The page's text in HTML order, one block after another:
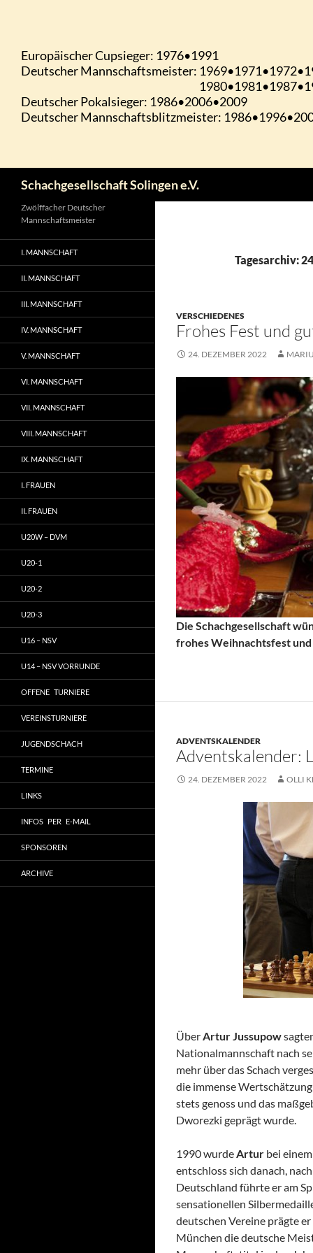
Schachgesellschaft Solingen e.V.
Tagesarchiv:
VERSCHIEDENES
Frohes Fest und
24. DEZEMBER 2022
Die Schachgesellschaft
frohes Weihnachtsfest
ADVENTSKALENDER
Adventskalender:
24. DEZEMBER 2022 OLLI
ÜberArtur Jussupow
Nationalmannschaft nach
mehr über das Schach
die immense
stets genoss und das
Dworezki geprägt wurde.
1990 wurdeArtur bei
entschloss sich danach,
Deutschland führte er am
sensationellen
deutschen Vereine prägte
München die deutsche
Zwölffacher Deutscher
Mannschaftsmeister
I. MANNSCHAFT
II. MANNSCHAFT
III. MANNSCHAFT
IV. MANNSCHAFT
V. MANNSCHAFT
VI. MANNSCHAFT
VII. MANNSCHAFT
VIII. MANNSCHAFT
IX. MANNSCHAFT
I. FRAUEN
II. FRAUEN
U20W – DVM
U20-1
U20-2
U20-3
U16 – NSV
U14 – NSV VORRUNDE
OFFENE TURNIERE
VEREINSTURNIERE
JUGENDSCHACH
TERMINE
LINKS
INFOS PER E-MAIL
SPONSOREN
ARCHIVE